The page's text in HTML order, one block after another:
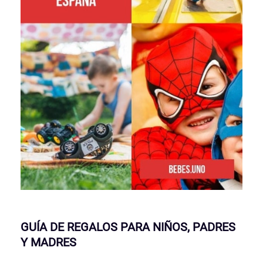
GUÍA DE REGALOS PARA NIÑOS, PADRES
Y MADRES